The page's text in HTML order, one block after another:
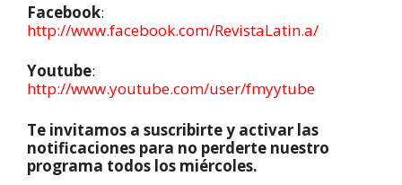
Facebook:
http://www.facebook.com/RevistaLatin.a/
Youtube:
http://www.youtube.com/user/fmyytube
Te invitamos a suscribirte y activar las
notificaciones para no perderte nuestro
programa todos los miércoles.